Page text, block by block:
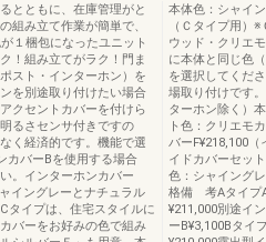
とともに、在庫管理がと
組み立て作業が簡単で、
１梱包になったユニット
！組み立てがラク！門ま
スト・インターホン）を
を別途取り付けたい場合
クセントカバーを付けら
るさセンサ付きですの
く経済的です。機能で選
カバーBを使用する場合
。インターホンカバー
イングレーとナチュラル
タイプは、住宅スタイルに
バーをお好みの色で組み
本体色：シャイ
（Ｃタイプ用）
ウッド・クリエ
に本体と同じ色
を選択してくだ
場取り付けです
ターホン除く）
ト色：クリエモ
バーF¥218,100
イドカバーセッ
色：シャイング
格備 考Aタイプ
¥211,000別途イ
ーB¥3,100Bタイ